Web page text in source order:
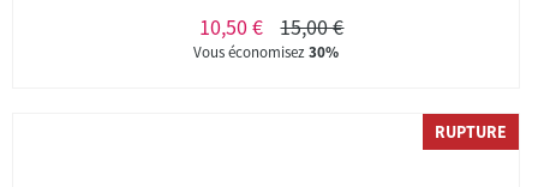
10,50 € 15,00 €
Vous économisez30%
RUPTURE